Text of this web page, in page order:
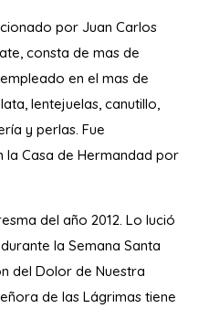
por Juan Carlos
consta de mas de
en el mas de
lentejuelas, canutillo,
y perlas. Fue
Casa de Hermandad por
del año 2012. Lo lució
la Semana Santa
del Dolor de Nuestra
de las Lágrimas tiene